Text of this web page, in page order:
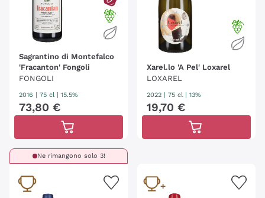
Sagrantino di Montefalco
'Fracanton' Fongoli
FONGOLI
2016 75 cl | 15.5%
73,80 €
Xarel.lo 'A Pel' Loxarel
LOXAREL
2022 75 cl | 13%
19,70 €
Ne rimangono solo 3!